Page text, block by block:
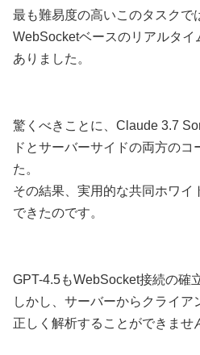
最も難易度の高いこのタスクで
WebSocketベースのリアルタ
ありました。
驚くべきことに、Claude 3.7
ドとサーバーサイドの両方のコ
た。
その結果、実用的な共同ホワイ
できたのです。
GPT-4.5もWebSocket接続の確
しかし、サーバーからクライア
正しく解析することができませ